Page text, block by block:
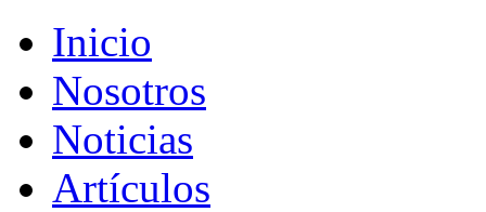
Inicio
Nosotros
Noticias
Artículos